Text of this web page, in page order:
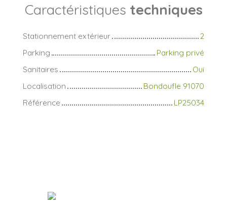
Caractéristiques techniques
Stationnement extérieur
2
Parking
Parking privé
Sanitaires
Oui
Localisation
Bondoufle 91070
Référence
LP25034